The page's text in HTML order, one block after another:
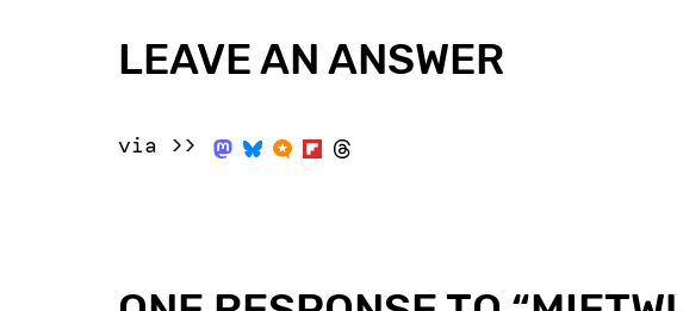
LEAVE AN ANSWER
via >>